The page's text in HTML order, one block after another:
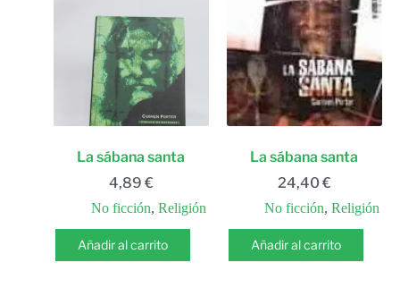
La sábana santa
4,89 €
No ficción,Religión
Añadir al carrito
La sábana santa
24,40 €
No ficción,Religión
Añadir al carrito